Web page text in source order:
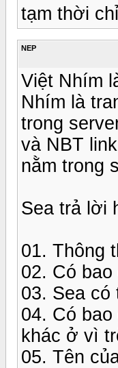
tạm thời
NEP
Việt Nhím
Nhím là
trong
và NBT
nằm trong
Sea trả lời
01. Thông
02. Có
03. Sea có
04. Có
khác ở vì
05. Tên